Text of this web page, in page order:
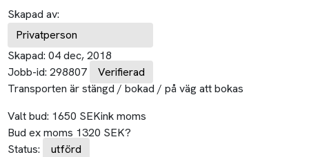
Skapad av:
Privatperson
Skapad: 04 dec, 2018
Jobb-id: 298807
Verifierad
Transporten är stängd / bokad / på väg att bokas
Valt bud: 1650 SEKink moms
Bud ex moms 1320 SEK?
Status:
utförd